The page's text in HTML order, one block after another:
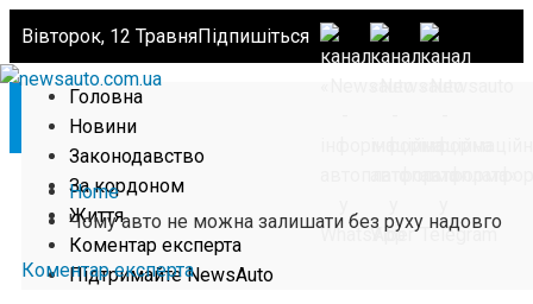
Вівторок, 12 ТравняПідпишіться
Головна
Новини
Законодавство
За кордоном
Життя
Коментар експерта
Підтримайте NewsAuto
Home
Чому авто не можна залишати без руху надовго
Коментар експерта